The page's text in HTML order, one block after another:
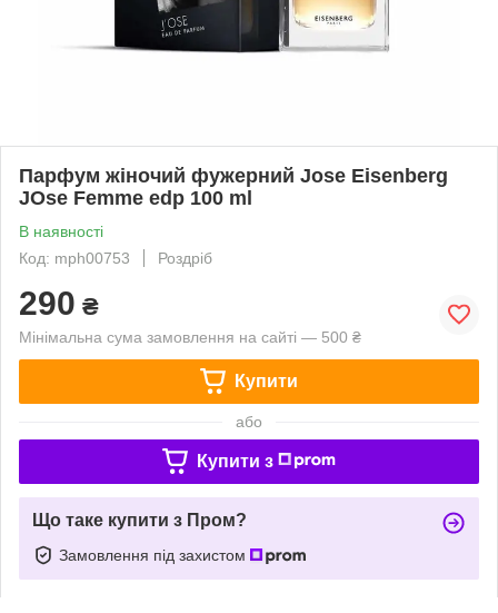
Парфум жіночий фужерний Jose Eisenberg
JOse Femme edp 100 ml
В наявності
Код: mph00753
Роздріб
290 ₴
Мінімальна сума замовлення на сайті — 500 ₴
Купити
або
Купити з
Що таке купити з Пром?
Замовлення під захистом